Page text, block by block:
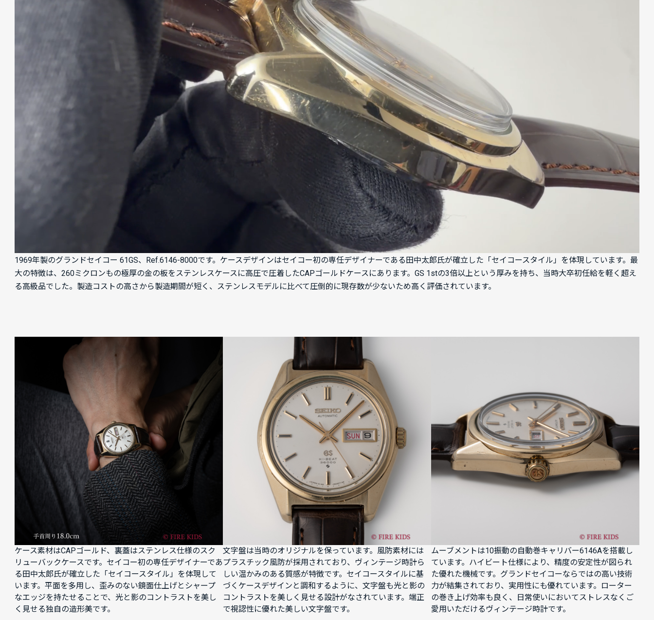
1969年製のグランドセイコー 61GS、Ref.6146-8000です。ケースデザインはセイコー初の専任デザイナーである田中太郎氏が確立した「セイコースタイル」を体現しています。最
大の特徴は、260ミクロンもの極厚の金の板をステンレスケースに高圧で圧着したCAPゴールドケースにあります。GS 1stの3倍以上という厚みを持ち、当時大卒初任給を軽く超え
る高級品でした。製造コストの高さから製造期間が短く、ステンレスモデルに比べて圧倒的に現存数が少ないため高く評価されています。
ケース素材はCAPゴールド、裏蓋はステンレス仕様のスク
リューバックケースです。セイコー初の専任デザイナーであ
る田中太郎氏が確立した「セイコースタイル」を体現して
います。平面を多用し、歪みのない鏡面仕上げとシャープ
なエッジを持たせることで、光と影のコントラストを美し
く見せる独自の造形美です。
文字盤は当時のオリジナルを保っています。風防素材には
プラスチック風防が採用されており、ヴィンテージ時計ら
しい温かみのある質感が特徴です。セイコースタイルに基
づくケースデザインと調和するように、文字盤も光と影の
コントラストを美しく見せる設計がなされています。端正
で視認性に優れた美しい文字盤です。
ムーブメントは10振動の自動巻キャリバー6146Aを搭載し
ています。ハイビート仕様により、精度の安定性が図られ
た優れた機械です。グランドセイコーならではの高い技術
力が結集されており、実用性にも優れています。ローター
の巻き上げ効率も良く、日常使いにおいてストレスなくご
愛用いただけるヴィンテージ時計です。